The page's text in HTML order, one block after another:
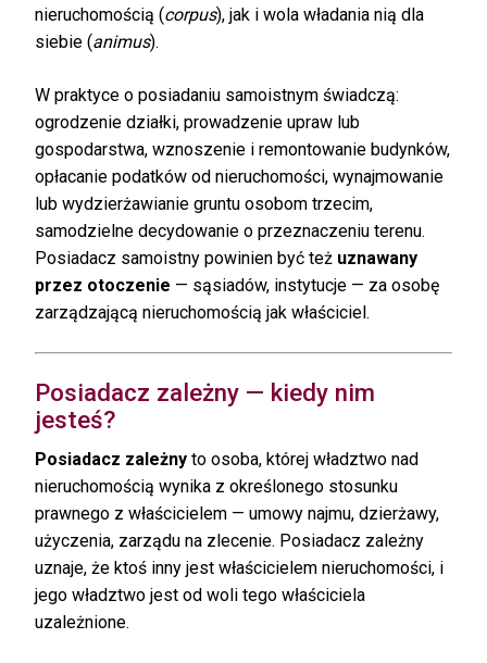
nieruchomością (corpus), jak i wola władania nią dla
siebie (animus).
W praktyce o posiadaniu samoistnym świadczą:
ogrodzenie działki, prowadzenie upraw lub
gospodarstwa, wznoszenie i remontowanie budynków,
opłacanie podatków od nieruchomości, wynajmowanie
lub wydzierżawianie gruntu osobom trzecim,
samodzielne decydowanie o przeznaczeniu terenu.
Posiadacz samoistny powinien być też uznawany
przez otoczenie — sąsiadów, instytucje — za osobę
zarządzającą nieruchomością jak właściciel.
Posiadacz zależny — kiedy nim
jesteś?
Posiadacz zależny to osoba, której władztwo nad
nieruchomością wynika z określonego stosunku
prawnego z właścicielem — umowy najmu, dzierżawy,
użyczenia, zarządu na zlecenie. Posiadacz zależny
uznaje, że ktoś inny jest właścicielem nieruchomości, i
jego władztwo jest od woli tego właściciela
uzależnione.